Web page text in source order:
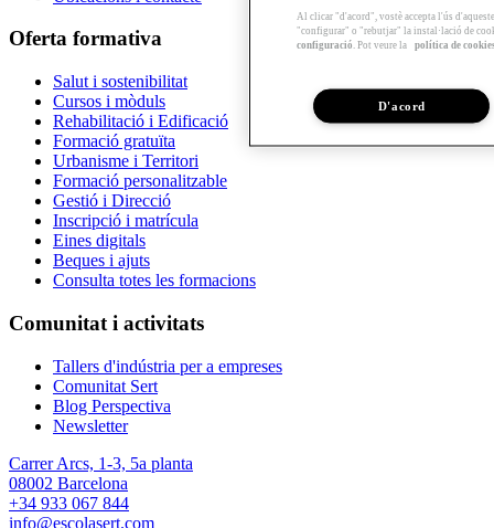
Oferta formativa
Salut i sostenibilitat
Cursos i mòduls
Rehabilitació i Edificació
Formació gratuïta
Urbanisme i Territori
Formació personalitzable
Gestió i Direcció
Inscripció i matrícula
Eines digitals
Beques i ajuts
Consulta totes les formacions
Comunitat i activitats
Tallers d'indústria per a empreses
Comunitat Sert
Blog Perspectiva
Newsletter
Carrer Arcs, 1-3, 5a planta
08002 Barcelona
+34 933 067 844
info@escolasert.com
Al clicar "d'acord", vostè accepta l'ús
"configurar" o "rebutjar" la instal·lació de
configuració . Pot veure la política de
D'acord